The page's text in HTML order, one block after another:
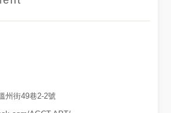
州街49巷2-2號